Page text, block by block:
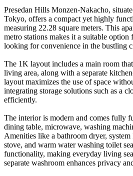
Presedan Hills Monzen-Nakacho,
Tokyo, offers a compact yet highly
measuring 22.28 square meters. This
metro stations makes it a suitable
looking for convenience in the bustling
The 1K layout includes a main room
living area, along with a separate
layout maximizes the use of space
integrating storage solutions such as a
efficiently.
The interior is modern and comes fully
dining table, microwave, washing
Amenities like a bathroom dryer,
stove, and warm water washing toilet
functionality, making everyday living
separate washroom enhances privacy